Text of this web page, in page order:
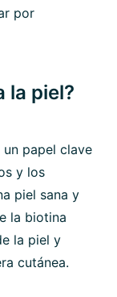
por
la piel?
un papel clave
y los
piel sana y
la biotina
la piel y
cutánea.